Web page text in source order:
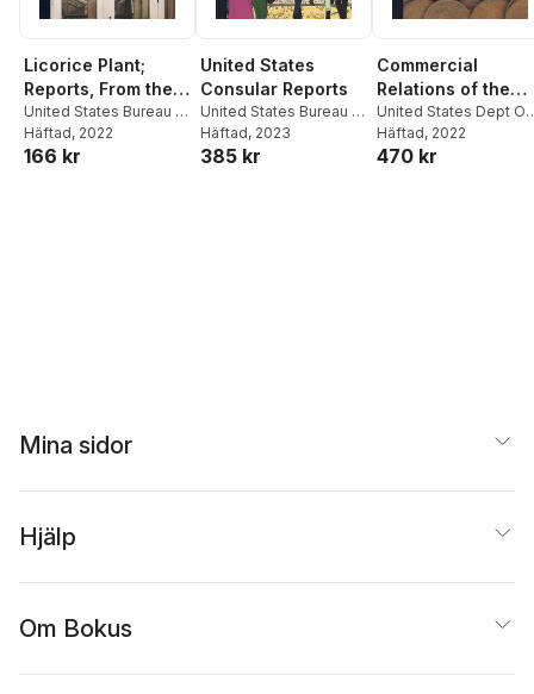
Licorice Plant;
Reports, From the
Consuls of the
United States
United States Bureau of
Foreign Comm
Häftad, 2022
166 kr
United States
Consular Reports
United States Bureau of
Foreign Comm
Häftad, 2023
385 kr
Commercial
Relations of the
United States With
Foreign Countries
United States Dept Of
State,United States
Bureau of Foreign and
Häftad, 2022
470 kr
Mina sidor
Hjälp
Om Bokus